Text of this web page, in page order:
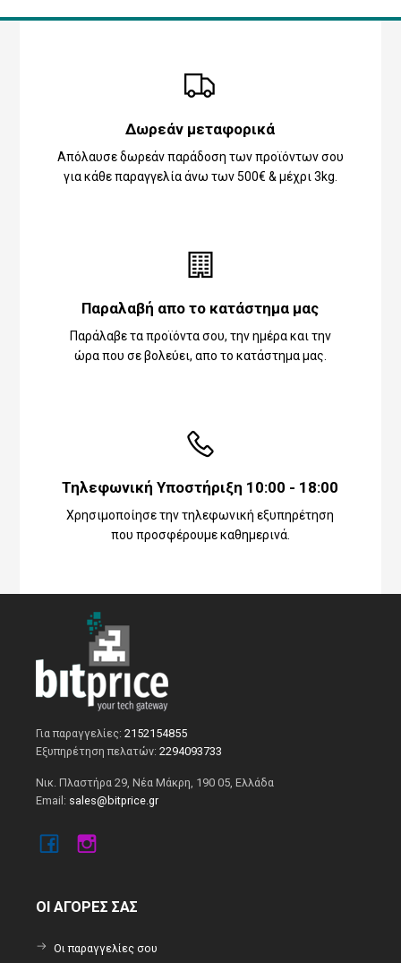
Δωρεάν μεταφορικά
Απόλαυσε δωρεάν παράδοση των προϊόντων σου
για κάθε παραγγελία άνω των 500€ & μέχρι 3kg.
Παραλαβή απο το κατάστημα μας
Παράλαβε τα προϊόντα σου, την ημέρα και την
ώρα που σε βολεύει, απο το κατάστημα μας.
Τηλεφωνική Υποστήριξη 10:00 - 18:00
Χρησιμοποίησε την τηλεφωνική εξυπηρέτηση
που προσφέρουμε καθημερινά.
Για παραγγελίες:2152154855
Εξυπηρέτηση πελατών:2294093733
Νικ. Πλαστήρα 29, Νέα Μάκρη, 190 05, Ελλάδα
Email: sales@bitprice.gr
ΟΙ ΑΓΟΡΕΣ ΣΑΣ
Οι παραγγελίες σου